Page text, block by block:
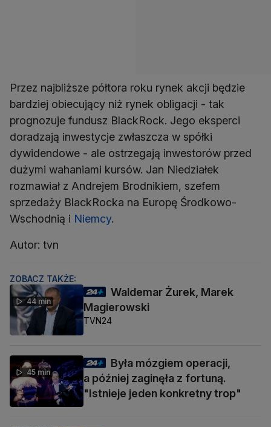
Przez najbliższe półtora roku rynek akcji będzie
bardziej obiecujący niż rynek obligacji - tak
prognozuje fundusz BlackRock. Jego eksperci
doradzają inwestycje zwłaszcza w spółki
dywidendowe - ale ostrzegają inwestorów przed
dużymi wahaniami kursów. Jan Niedziałek
rozmawiał z Andrejem Brodnikiem, szefem
sprzedaży BlackRocka na Europę Środkowo-
Wschodnią i Niemcy.
Autor: tvn
ZOBACZ TAKŻE:
44 min
Waldemar Żurek, Marek
Magierowski
TVN24
45 min
Była mózgiem operacji,
a później zaginęła z fortuną.
"Istnieje jeden konkretny trop"